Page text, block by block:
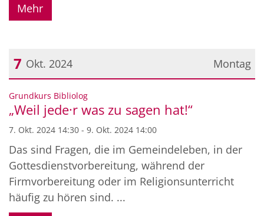
Mehr
Montag
7 Okt. 2024
Datum: 7. Oktober 2024
Grundkurs Bibliolog:
„Weil jede·r was zu sagen hat!“
7. Okt. 2024 14:30 - 9. Okt. 2024 14:00
Das sind Fragen, die im Gemeindeleben, in der
Gottesdienstvorbereitung, während der
Firmvorbereitung oder im Religionsunterricht
häufig zu hören sind. ...